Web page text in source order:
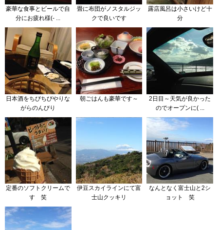
豪華な食事とビールで自
分にお疲れ様(- ...
畳に布団がノスタルジッ
クで良いです
露店風呂は小さいけど十
分
日本酒をちびちびやりな
がらのんびり
朝ごはんも豪華です～
2日目～天気が良かった
のでオープンに( ...
定番のソフトクリームで
す 笑
伊豆スカイラインにて富
士山クッキリ
なんとなく富士山と2シ
ョット 笑